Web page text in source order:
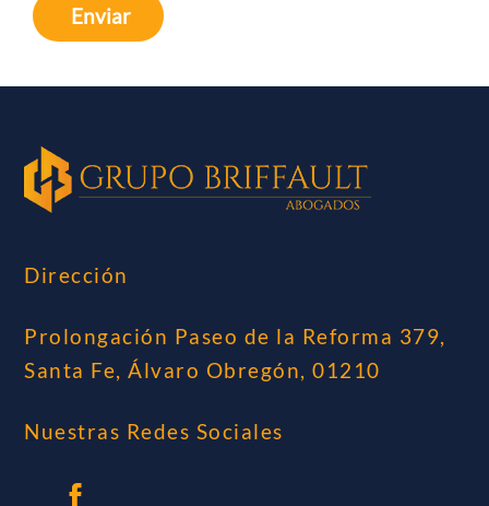
Enviar
Dirección
Prolongación Paseo de la Reforma 379,
Santa Fe, Álvaro Obregón, 01210
Nuestras Redes Sociales